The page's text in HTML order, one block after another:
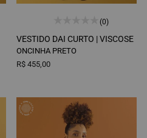
(0)
VESTIDO DAI CURTO |VISCOSE
ONCINHA PRETO
R$ 455,00